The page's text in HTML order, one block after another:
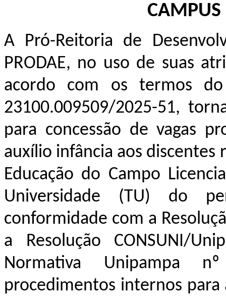
A Pró-Reitoria de
PRODAE, no uso de suas
acordo com os termos
23100.009509/2025-51,
para concessão devagas
auxílio infância aos discentes
Educação do Campo
Universidade (TU) do
conformidade com a
a Resolução CONSUNI/
Normativa Unipampa
procedimentos internos para